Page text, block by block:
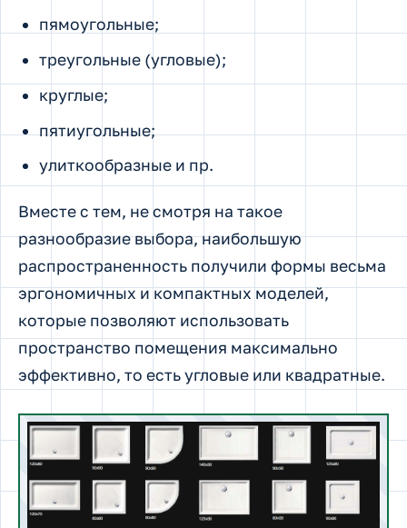
пямоугольные;
треугольные (угловые);
круглые;
пятиугольные;
улиткообразные и пр.
Вместе с тем, не смотря на такое
разнообразие выбора, наибольшую
распространенность получили формы весьма
эргономичных и компактных моделей,
которые позволяют использовать
пространство помещения максимально
эффективно, то есть угловые или квадратные.